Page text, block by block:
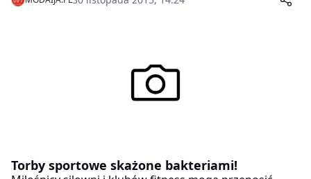
raz, a przy okazji wygrać elegancką torbę sportową
Torby sportowe skażone bakteriami!